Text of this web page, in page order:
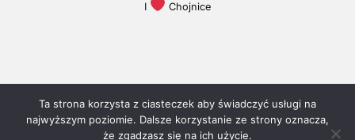
I Chojnice
Ta strona korzysta z ciasteczek aby świadczyć usługi na
najwyższym poziomie. Dalsze korzystanie ze strony oznacza,
że zgadzasz się na ich użycie.